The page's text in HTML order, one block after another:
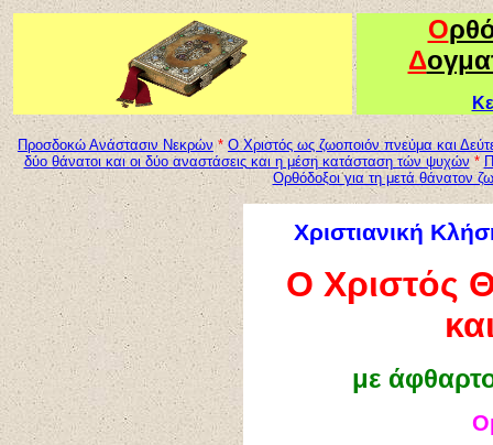
Ο
Δ
Προσδοκώ Ανάστασιν Νεκρών * Ο Χριστός ως ζωοποιόν πνεύμα και
δύο θάνατοι και οι δύο αναστάσειςκαι η μέση κατάσταση τών ψυχών * Π
Ορθόδοξοι για τη μετά θάνατον
Χριστιανική
Ο Χριστός
με